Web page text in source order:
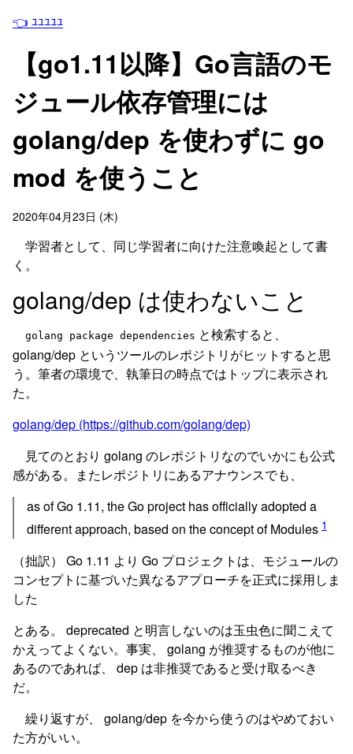
👈 ﾕﾕﾕﾕﾕ
【go1.11以降】Go言語のモ
ジュール依存管理には
golang/dep を使わずに go
mod を使うこと
2020年04月23日 (木)
学習者として、同じ学習者に向けた注意喚起として書
く。
golang/dep は使わないこと
golang package dependencies と検索すると、
golang/dep というツールのレポジトリがヒットすると思
う。筆者の環境で、執筆日の時点ではトップに表示され
た。
golang/dep (https://github.com/golang/dep)
見てのとおり golang のレポジトリなのでいかにも公式
感がある。またレポジトリにあるアナウンスでも、
as of Go 1.11, the Go project has officially adopted a
different approach, based on the concept of Modules 1
（拙訳） Go 1.11 より Go プロジェクトは、モジュールの
コンセプトに基づいた異なるアプローチを正式に採用しま
した
とある。 deprecated と明言しないのは玉虫色に聞こえて
かえってよくない。事実、 golang が推奨するものが他に
あるのであれば、 dep は非推奨であると受け取るべき
だ。
繰り返すが、 golang/dep を今から使うのはやめておい
た方がいい。